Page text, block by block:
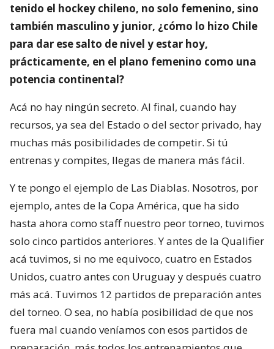
tenido el hockey chileno, no solo femenino, sino
también masculino y junior, ¿cómo lo hizo Chile
para dar ese salto de nivel y estar hoy,
prácticamente, en el plano femenino como una
potencia continental?
Acá no hay ningún secreto. Al final, cuando hay
recursos, ya sea del Estado o del sector privado, hay
muchas más posibilidades de competir. Si tú
entrenas y compites, llegas de manera más fácil.
Y te pongo el ejemplo de Las Diablas. Nosotros, por
ejemplo, antes de la Copa América, que ha sido
hasta ahora como staff nuestro peor torneo, tuvimos
solo cinco partidos anteriores. Y antes de la Qualifier
acá tuvimos, si no me equivoco, cuatro en Estados
Unidos, cuatro antes con Uruguay y después cuatro
más acá. Tuvimos 12 partidos de preparación antes
del torneo. O sea, no había posibilidad de que nos
fuera mal cuando veníamos con esos partidos de